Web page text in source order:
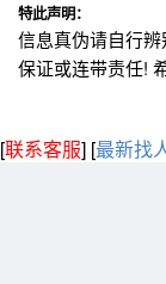
特此声明：
信息真伪请自行
保证或连带责任!
[联系客服] [最新找